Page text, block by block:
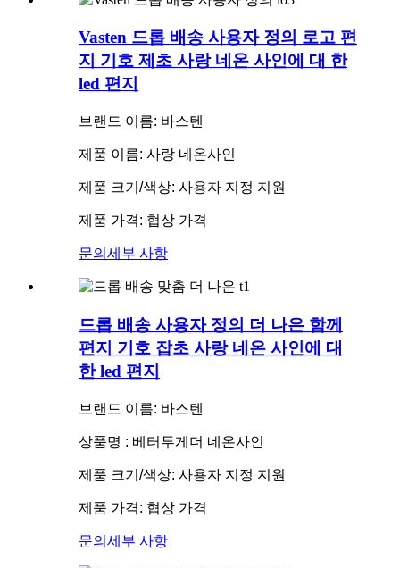
Vasten 드롭 배송 사용자 정의 로고 편
지 기호 제초 사랑 네온 사인에 대 한
led 편지
브랜드 이름: 바스텐
제품 이름: 사랑 네온사인
제품 크기/색상: 사용자 지정 지원
제품 가격: 협상 가격
문의 세부 사항
드롭 배송 사용자 정의 더 나은 함께
편지 기호 잡초 사랑 네온 사인에 대
한 led 편지
브랜드 이름: 바스텐
상품명 : 베터투게더 네온사인
제품 크기/색상: 사용자 지정 지원
제품 가격: 협상 가격
문의 세부 사항